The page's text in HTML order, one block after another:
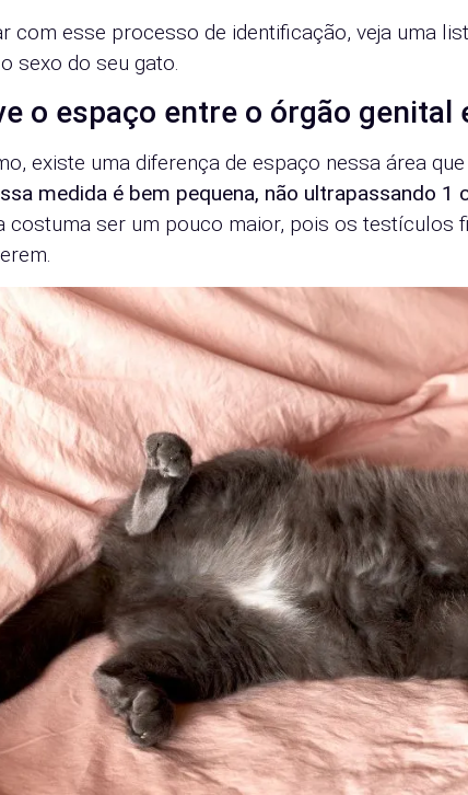
com esse processo de identificação, veja uma
sexo do seu gato.
o espaço entre o órgão genital
existe uma diferença de espaço nessa área
medida é bem pequena, não ultrapassando 1
costuma ser um pouco maior, pois os testículos